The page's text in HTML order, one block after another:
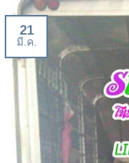
21
มี.ค.